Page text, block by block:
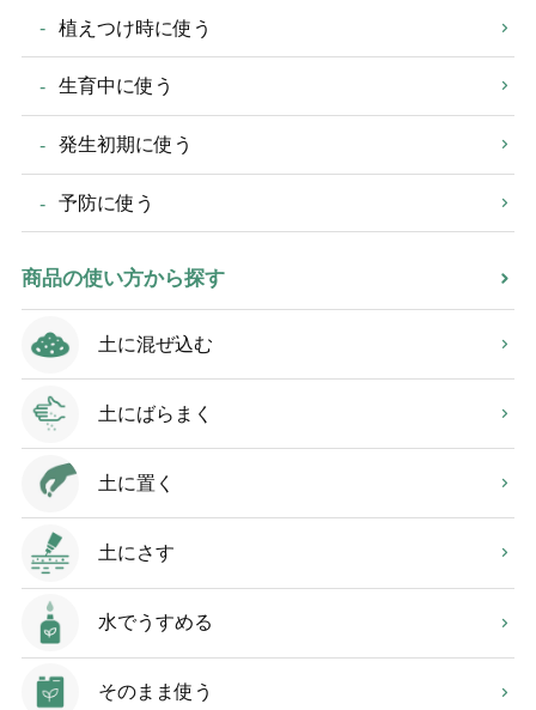
植えつけ時に使う
生育中に使う
発生初期に使う
予防に使う
商品の使い方から探す
土に混ぜ込む
土にばらまく
土に置く
土にさす
水でうすめる
そのまま使う